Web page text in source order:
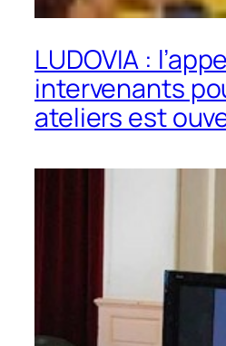
LUDOVIA :
intervenants
ateliers est